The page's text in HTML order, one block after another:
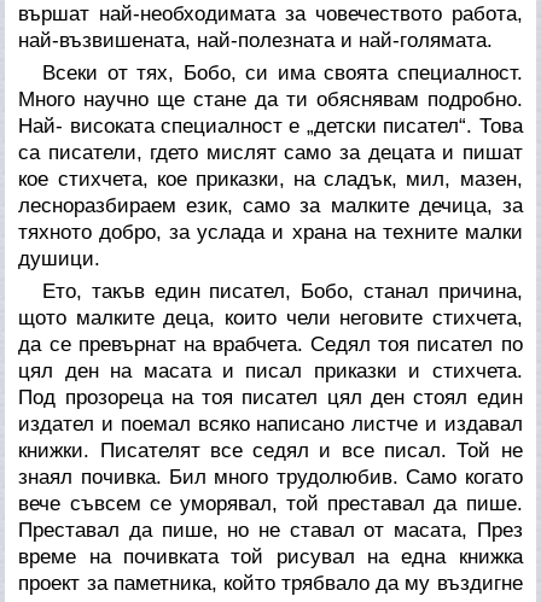
вършат най-необходимата за човечеството работа,
най-възвишената, най-полезната и най-голямата.
Всеки от тях, Бобо, си има своята специалност.
Много научно ще стане да ти обяснявам подробно.
Най- високата специалност е „детски писател“. Това
са писатели, гдето мислят само за децата и пишат
кое стихчета, кое приказки, на сладък, мил, мазен,
лесноразбираем език, само за малките дечица, за
тяхното добро, за услада и храна на техните малки
душици.
Ето, такъв един писател, Бобо, станал причина,
щото малките деца, които чели неговите стихчета,
да се превърнат на врабчета. Седял тоя писател по
цял ден на масата и писал приказки и стихчета.
Под прозореца на тоя писател цял ден стоял един
издател и поемал всяко написано листче и издавал
книжки. Писателят все седял и все писал. Той не
знаял почивка. Бил много трудолюбив. Само когато
вече съвсем се уморявал, той преставал да пише.
Преставал да пише, но не ставал от масата, През
време на почивката той рисувал на една книжка
проект за паметника, който трябвало да му въздигне